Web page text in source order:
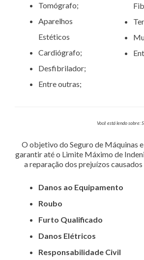
Tomógrafo;
Aparelhos
Estéticos
Cardiógrafo;
Desfibrilador;
Entre outras;
Você está lendo sobre:
O objetivo do Seguro de Máquinas
garantir até o Limite Máximo de
a reparação dos prejuízos
Danos ao Equipamento
Roubo
Furto Qualificado
Danos Elétricos
Responsabilidade Civil